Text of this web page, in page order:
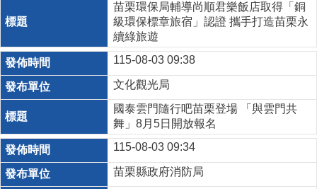
苗栗環保局輔導尚順君樂飯店取得「銅
級環保標章旅宿」認證 攜手打造苗栗永
續綠旅遊
115-08-03 09:38
文化觀光局
國泰雲門隨行吧苗栗登場 「與雲門共
舞」8月5日開放報名
115-08-03 09:34
苗栗縣政府消防局